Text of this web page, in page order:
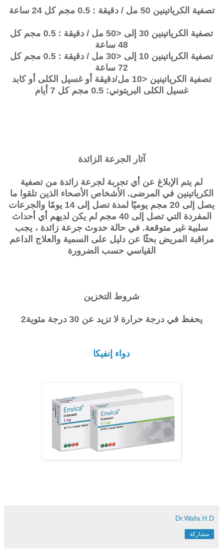
تصفية الكرياتينين 50 مل / دقيقة : 0.5 مجم كل 24 ساعة
تصفية الكرياتينين
30 إلى <50 مل / دقيقة : 0.5 مجم كل
48 ساعة
تصفية الكرياتينين
10 إلى <30 مل / دقيقة : 0.5 مجم كل
72 ساعة
تصفية الكرياتينين
<10 مل/دقيقة أو غسيل الكلى أو كابد
غسيل الكلى البريتوني: 0.5 مجم كل 7 أيام
آثار الجرعة الزائدة
لم يتم الإبلاغ عن أي تجربة لجرعة زائدة من تصفية
الكرياتينين في المرضى. الأشخاص الأصحاء الذين تلقوا ما
يصل إلى 20 مجم يوميًا لمدة تصل إلى 14 يومًا والجرعات
المفردة التي تصل إلى 40 مجم لم يكن لديهم أي أحداث
سلبية غير متوقعة. في حالة حدوث جرعة زائدة ، يجب
مراقبة المريض بحثًا عن دليل على السمية والعلاج الداعم
القياسي حسب الضرورة
شروط التخزين
يحفظ في درجة حرارة لا تزيد عن 30 درجة مئوية2
دواء إنفيكا
Dr.Wafa.H.D
مشاركة